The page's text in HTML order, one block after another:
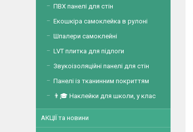
ПВХ панелі для стін
Екошкіра самоклейка в рулоні
Шпалери самоклейні
LVT плитка для підлоги
Звукоізоляційні панелі для стін
Панелі із тканинним покриттям
👨🎓 Наклейки для школи, у клас
АКЦІЇ та новини